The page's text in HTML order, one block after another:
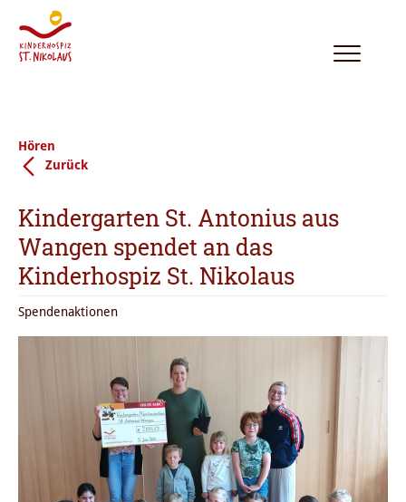
Toggle
Hören
Zurück
Kindergarten St. Antonius aus
Wangen spendet an das
Kinderhospiz St. Nikolaus
Spendenaktionen